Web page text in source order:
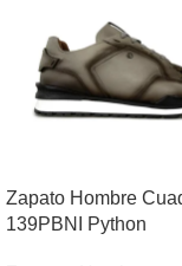
Zapato Hombre
139PBNI Python